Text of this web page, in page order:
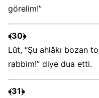
görelim!”
﴾30﴿
Lût, “Şu ahlâkı bozan
rabbim!” diye dua etti.
﴾31﴿